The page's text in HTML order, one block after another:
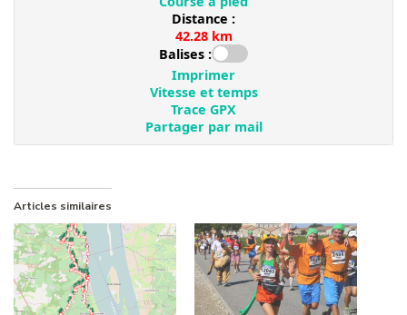
Articles similaires